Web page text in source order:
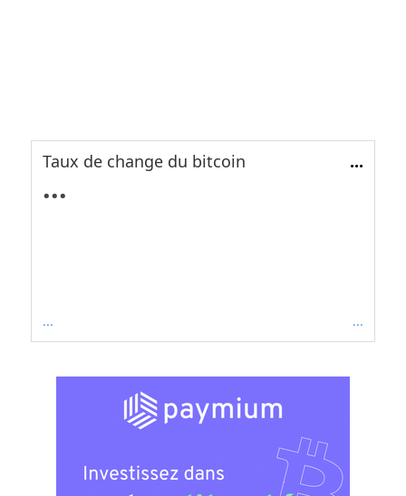
Taux de change du bitcoin ...
...
... ...